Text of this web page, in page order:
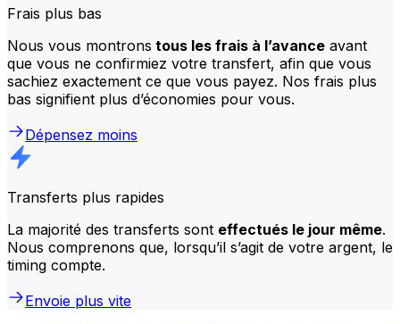
Frais plus bas
Nous vous montrons tous les frais à l’avance avant
que vous ne confirmiez votre transfert, afin que vous
sachiez exactement ce que vous payez. Nos frais plus
bas signifient plus d’économies pour vous.
Dépensez moins
Transferts plus rapides
La majorité des transferts sont effectués le jour même.
Nous comprenons que, lorsqu’il s’agit de votre argent, le
timing compte.
Envoie plus vite